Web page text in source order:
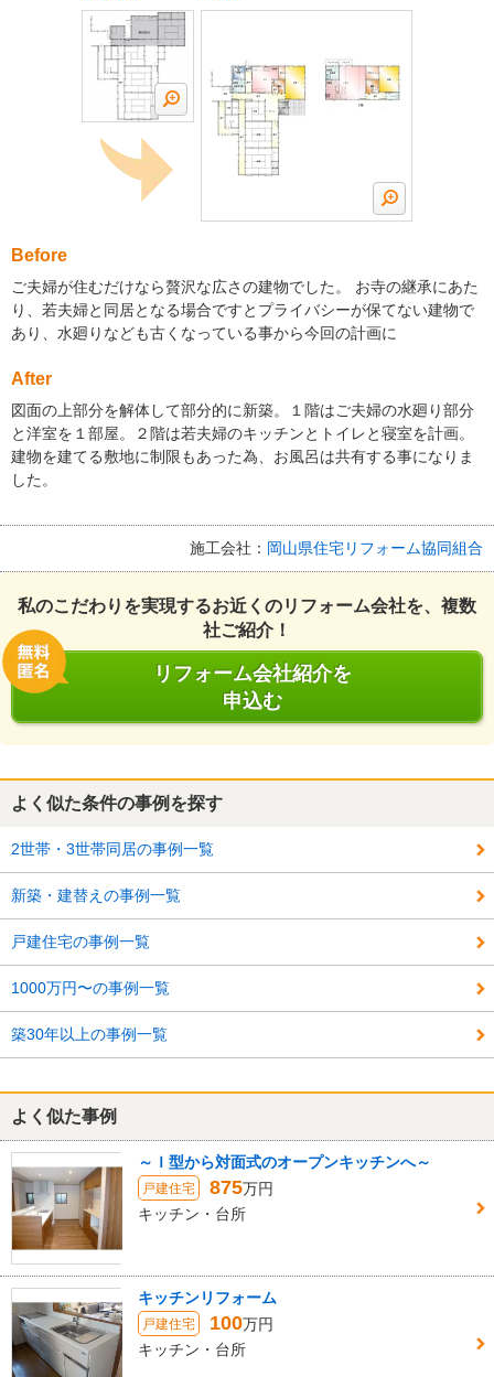
Before
ご夫婦が住むだけなら贅沢な広さの建物でした。 お寺の継承にあた
り、若夫婦と同居となる場合ですとプライバシーが保てない建物で
あり、水廻りなども古くなっている事から今回の計画に
After
図面の上部分を解体して部分的に新築。１階はご夫婦の水廻り部分
と洋室を１部屋。２階は若夫婦のキッチンとトイレと寝室を計画。
建物を建てる敷地に制限もあった為、お風呂は共有する事になりま
した。
施工会社： 岡山県住宅リフォーム協同組合
私のこだわりを実現するお近くのリフォーム会社を、複数
社ご紹介！
リフォーム会社紹介を
申込む
よく似た条件の事例を探す
2世帯・3世帯同居の事例一覧
新築・建替えの事例一覧
戸建住宅の事例一覧
1000万円〜の事例一覧
築30年以上の事例一覧
よく似た事例
～Ｉ型から対面式のオープンキッチンへ～
戸建住宅 875万円
キッチン・台所
キッチンリフォーム
戸建住宅 100万円
キッチン・台所